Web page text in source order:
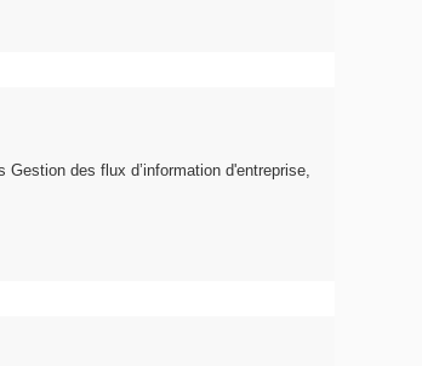
des flux d’information d'entreprise,